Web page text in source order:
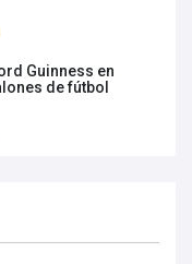
Guinness en
de fútbol